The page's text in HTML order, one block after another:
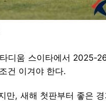
디움 스이타에서 2025-
건 이겨야 한다.
만, 새해 첫판부터 좋은